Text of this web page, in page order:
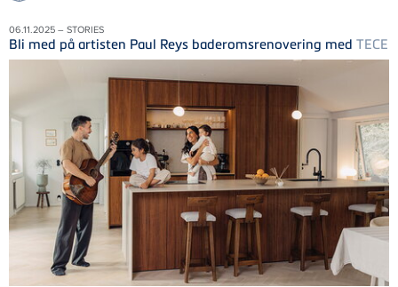
06.11.2025 – STORIES
Bli med på artisten Paul Reys baderomsrenovering med TECE